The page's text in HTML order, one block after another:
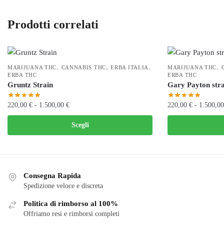
Prodotti correlati
MARIJUANA THC, CANNABIS THC,ERBA ITALIA ,
ERBA THC
Gruntz Strain
220,00 € - 1.500,00 €Fascia
di
prezzo:
da
Scegli
prodotto
Le
possono
essere
MARIJUANA THC,
ERBA THC
Gary Payton
220,00 € -
prodotto
Consegna Rapida
Spedizione veloce e discreta
Politica di rimborso al 100%
Offriamo resi e rimborsi completi